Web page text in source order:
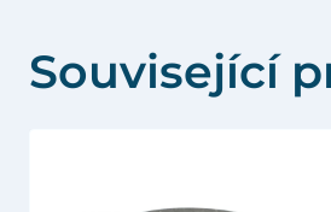
Související